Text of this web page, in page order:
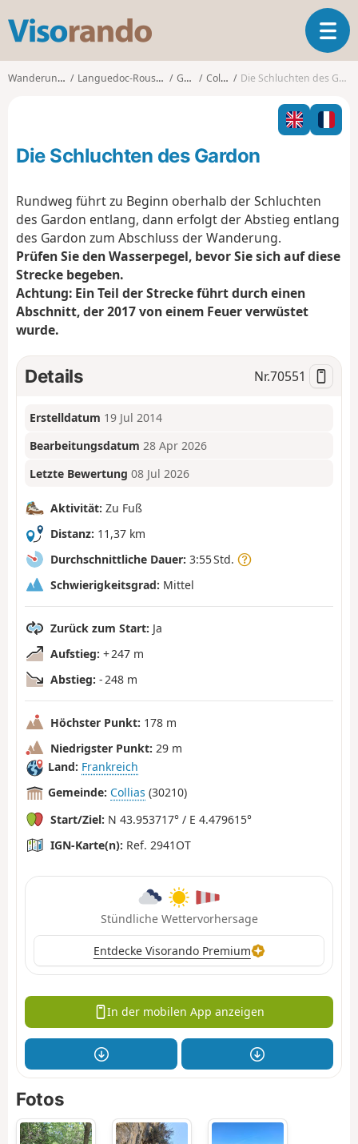
s
o
o
T
o
g
l
n
a
i
Wanderungen Languedoc-Roussillon Gard Collias Die Schluchten des Gardon
Die Schluchten des Gardon
Rundweg führt zu Beginn oberhalb der Schluchten
des Gardon entlang, dann erfolgt der Abstieg entlang
des Gardon zum Abschluss der Wanderung.
Prüfen Sie den Wasserpegel, bevor Sie sich auf diese
Strecke begeben.
Achtung: Ein Teil der Strecke führt durch einen
Abschnitt, der 2017 von einem Feuer verwüstet
wurde.
Details Nr.70551
Erstelldatum 19 Jul 2014
Bearbeitungsdatum 28 Apr 2026
Letzte Bewertung 08 Jul 2026
Aktivität: Zu Fuß
Distanz: 11,37 km
Durchschnittliche Dauer: 3:55 Std.
Schwierigkeitsgrad: Mittel
Zurück zum Start: Ja
Aufstieg: + 247 m
Abstieg: - 248 m
Höchster Punkt: 178 m
Niedrigster Punkt: 29 m
Land: Frankreich
Gemeinde: Collias (30210)
Start/Ziel: N 43.953717° / E 4.479615°
IGN-Karte(n): Ref. 2941OT
Stündliche Wettervorhersage
Entdecke Visorando Premium
In der mobilen App anzeigen
Fotos